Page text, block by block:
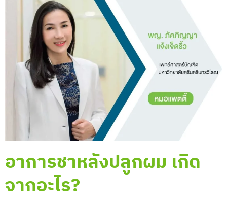
อาการชาหลังปลูกผม เกิด
จากอะไร?